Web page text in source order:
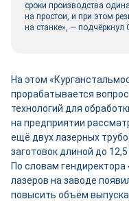
сроки производства
на простои, и при этом
на станке», — подчёркнул
На этом
прорабатывается
технологий для
на предприятии
ещё двух лазерных
заготовок длиной до
По словам
лазеров на заводе
повысить объём